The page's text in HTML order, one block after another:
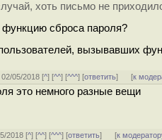
хоть письмо не
сброса пароля?
вызывавших
05/2018 [^] [^^] [^^^] [ответить] [к
это немного разные вещи
2018 [^] [^^] [^^^] [ответить] [к